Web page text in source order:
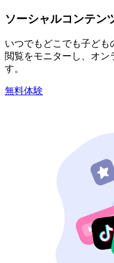
ソーシャルコンテン
いつでもどこでも子ど
閲覧をモニターし、オン
す。
無料体験